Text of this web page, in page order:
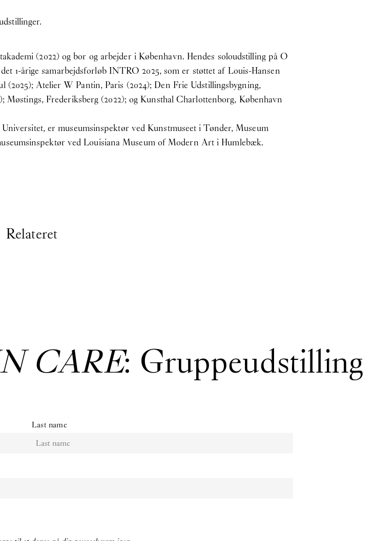
(2022) og bor og arbejder i København. Hendes soloudstilling på O
1-årige samarbejdsforløb INTRO 2025, som er støttet af Louis-Hansen
(2025); Atelier W Pantin, Paris (2024); Den Frie Udstillingsbygning,
Frederiksberg (2022); og Kunsthal Charlottenborg, København
er museumsinspektør ved Kunstmuseet i Tønder, Museum
ved Louisiana Museum of Modern Art i Humlebæk.
Relateret
CARE: Gruppeudstilling
Last name